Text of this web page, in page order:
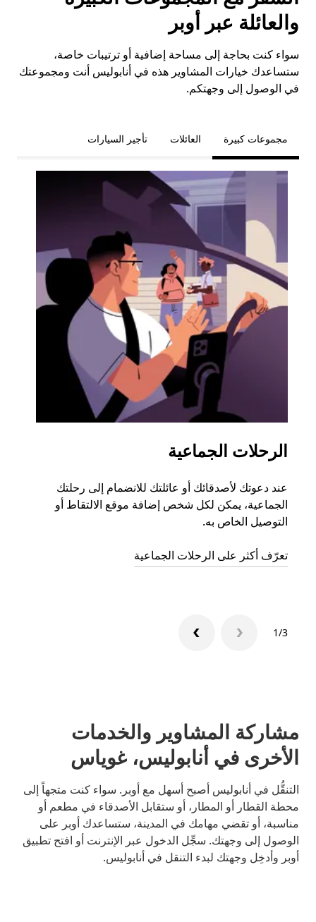
والعائلة عبر أوبر
سواء كنت بحاجة إلى مساحة إضافية أو ترتيبات خاصة،
ستساعدك خيارات المشاوير هذه في أنابوليس أنت ومجموعتك
في الوصول إلى وجهتكم.
مجموعات كبيرة العائلات تأجير السيارات
الرحلات الجماعية
عند دعوتك لأصدقائك أو عائلتك للانضمام إلى رحلتك
الجماعية، يمكن لكل شخص إضافة موقع الالتقاط أو
التوصيل الخاص به.
تعرّف أكثر على الرحلات الجماعية
1/3
مشاركة المشاوير والخدمات
الأخرى في أنابوليس، غوياس
التنقُّل في أنابوليس أصبح أسهل مع أوبر. سواء كنت متجهاً إلى
محطة القطار أو المطار، أو ستقابل الأصدقاء في مطعم أو
مناسبة، أو تقضي مهامك في المدينة، ستساعدك أوبر على
الوصول إلى وجهتك. سجِّل الدخول عبر الإنترنت أو افتح تطبيق
أوبر وأدخِل وجهتك لبدء التنقل في أنابوليس.